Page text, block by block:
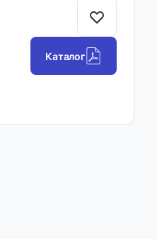
Каталог